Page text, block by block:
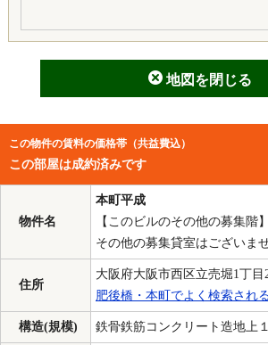
地図を閉じる
この物件の賃料の価格帯（共益費込）
この部屋は成約済みです
物件名
本町平成
【このビルのその他の募集階】
その他の募集貸室はございま
住所
大阪府大阪市西区立売堀1丁目
肥後橋・本町でよく検索され
構造(規模) 鉄骨鉄筋コンクリート造地上